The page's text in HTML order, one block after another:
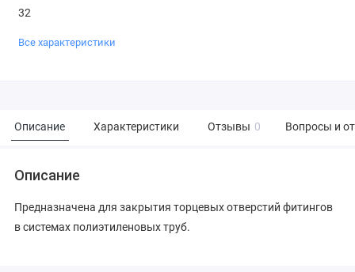
32
Все характеристики
Описание Характеристики Отзывы 0 Вопросы и
Описание
Предназначена для закрытия торцевых отверстий фитингов
в системах полиэтиленовых труб.